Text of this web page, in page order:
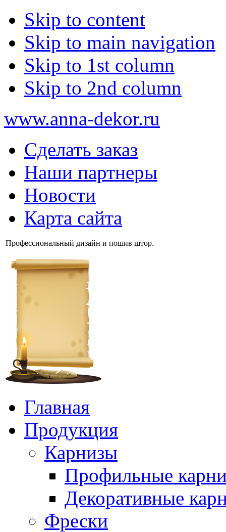
Skip to content
Skip to main navigation
Skip to 1st column
Skip to 2nd column
www.anna-dekor.ru
Сделать заказ
Наши партнеры
Новости
Карта сайта
Профессиональный дизайн и пошив штор.
Главная
Продукция
Карнизы
Профильные
Декоративные
Фрески